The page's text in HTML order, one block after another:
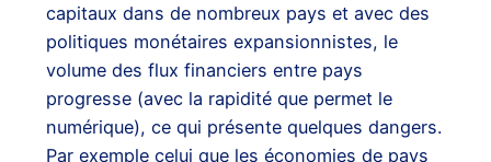
capitaux dans de nombreux pays et avec des
politiques monétaires expansionnistes, le
volume des flux financiers entre pays
progresse (avec la rapidité que permet le
numérique), ce qui présente quelques dangers.
Par exemple celui que les économies de pays